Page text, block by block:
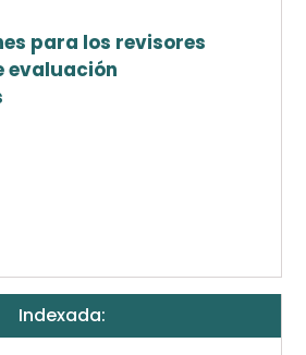
para los revisores
evaluación
Indexada: